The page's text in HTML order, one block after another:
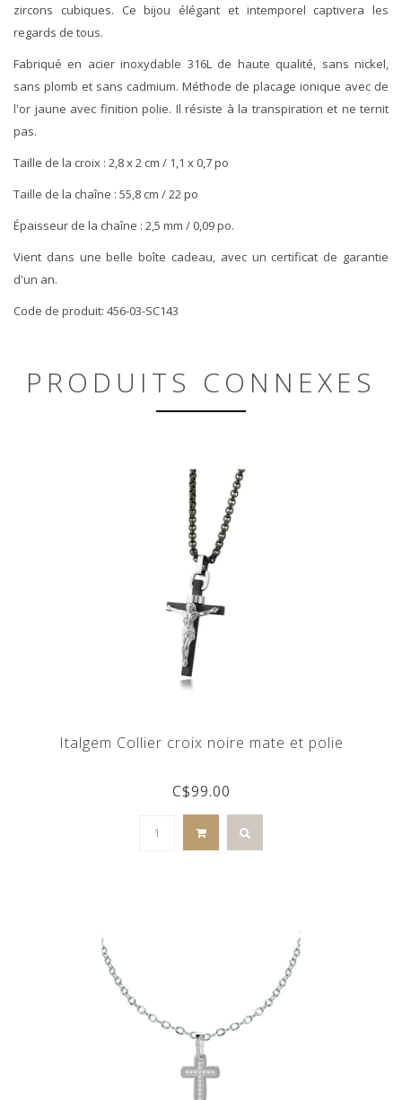
zircons cubiques. Ce bijou élégant et intemporel captivera les
regards de tous.
Fabriqué en acier inoxydable 316L de haute qualité, sans nickel,
sans plomb et sans cadmium. Méthode de placage ionique avec de
l'or jaune avec finition polie. Il résiste à la transpiration et ne ternit
pas.
Taille de la croix : 2,8 x 2 cm / 1,1 x 0,7 po
Taille de la chaîne : 55,8 cm / 22 po
Épaisseur de la chaîne : 2,5 mm / 0,09 po.
Vient dans une belle boîte cadeau, avec un certificat de garantie
d'un an.
Code de produit: 456-03-SC143
PRODUITS CONNEXES
Italgem Collier croix noire mate et polie
C$99.00